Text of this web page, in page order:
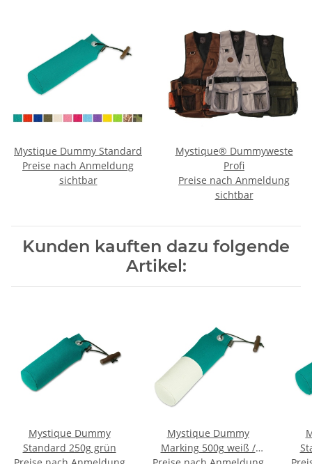
Mystique Dummy Standard
Preise nach Anmeldung
sichtbar
Mystique® Dummyweste
Profi
Preise nach Anmeldung
sichtbar
Kunden kauften dazu folgende
Artikel:
Mystique Dummy
Standard 250g grün
Mystique Dummy
Marking 500g weiß /